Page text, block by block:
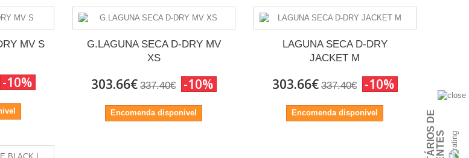
MV S
-10%
G.LAGUNA SECA D-DRY MV
XS
303.66€ 337.40€ -10%
Encomenda disponivel
LAGUNA SECA D-DRY
JACKET M
303.66€ 337.40€ -10%
Encomenda disponivel